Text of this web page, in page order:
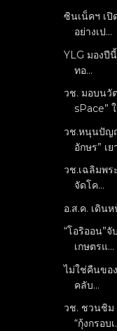
ซินเน็คฯ เ
อย่างเป...
YLG มองปี
ทอ...
วช. มอบนวั
sPace” ใ
วช.หนุนปัญ
อักษร” เย
วช.เฉลิมพร
จัดโค...
อ.ส.ค. เดิน
“โอริออน”
เกษตรแ...
ไม่ใช่คืนขอ
คลับ...
วช. ชวนชิม
“กุ้งกรอบเ